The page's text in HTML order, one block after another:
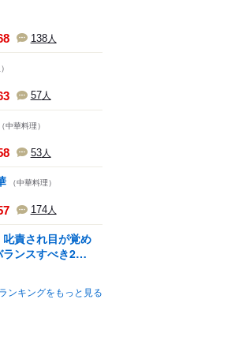
138人
57人
（中華料理）
53人
（中華料理）
174人
責され目が覚め
ンスすべき2
ンキングをもっと見る